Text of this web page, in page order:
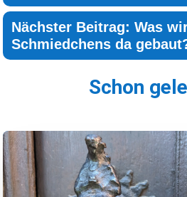
Nächster Beitrag: Was
Schmiedchens da
Schon